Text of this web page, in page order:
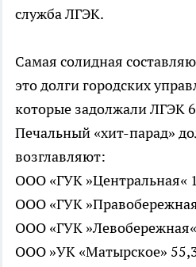
служба ЛГЭК.
Самая солидная
это долги городских
которые задолжали ЛГЭК
Печальный «хит-парад»
возглавляют:
ООО «ГУК »Центральная«
ООО «ГУК
ООО «ГУК
ООО »УК «Матырское»